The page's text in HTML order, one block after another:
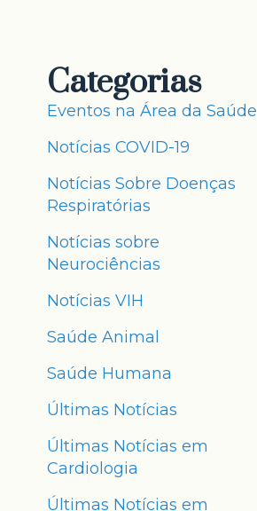
Categorias
Eventos na Área da Saúde
Notícias COVID-19
Notícias Sobre Doenças
Respiratórias
Notícias sobre
Neurociências
Notícias VIH
Saúde Animal
Saúde Humana
Últimas Notícias
Últimas Notícias em
Cardiologia
Últimas Notícias em